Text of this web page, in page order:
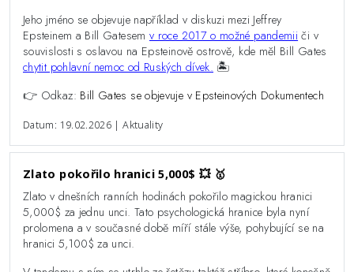
Jeho jméno se objevuje například v diskuzi mezi Jeffrey
Epsteinem a Bill Gatesem v roce 2017 o možné pandemii či v
souvislosti s oslavou na Epsteinově ostrově, kde měl Bill Gates
chytit pohlavní nemoc od Ruských dívek. 🏝️
👉 Odkaz: Bill Gates se objevuje v Epsteinových Dokumentech
Datum: 19.02.2026 | Aktuality
Zlato pokořilo hranici 5,000$ 💥 🥇
Zlato v dnešních ranních hodinách pokořilo magickou hranici
5,000$ za jednu unci. Tato psychologická hranice byla nyní
prolomena a v současné době míří stále výše, pohybující se na
hranici 5,100$ za unci.